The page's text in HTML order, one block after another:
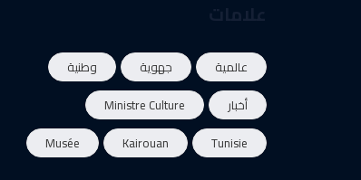
عالمية جهوية
وطنية
أخبار
Ministre Culture
Tunisie
Kairouan
Musée